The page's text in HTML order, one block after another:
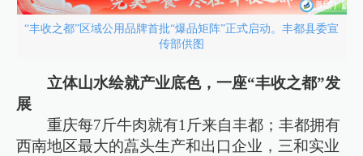
“丰收之都”区域公用品牌首批“爆品矩阵”正式启动。丰都县委宣
传部供图
立体山水绘就产业底色，一座“丰收之都”发
展
重庆每7斤牛肉就有1斤来自丰都；丰都拥有
西南地区最大的藠头生产和出口企业，三和实业